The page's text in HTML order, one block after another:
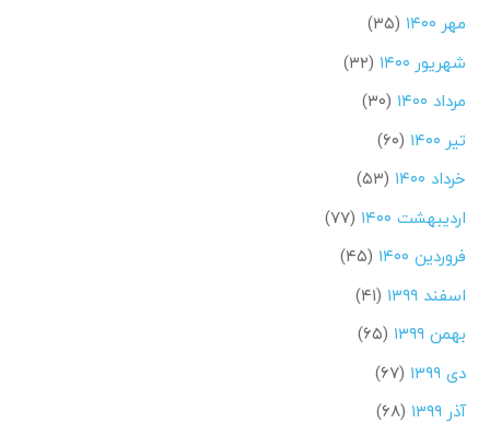
مهر ۱۴۰۰
(۳۵)
شهریور ۱۴۰۰
(۳۲)
مرداد ۱۴۰۰
(۳۰)
تیر ۱۴۰۰
(۶۰)
خرداد ۱۴۰۰
(۵۳)
اردیبهشت ۱۴۰۰
(۷۷)
فروردین ۱۴۰۰
(۴۵)
اسفند ۱۳۹۹
(۴۱)
بهمن ۱۳۹۹
(۶۵)
دی ۱۳۹۹
(۶۷)
آذر ۱۳۹۹
(۶۸)